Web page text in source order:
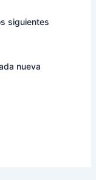
siguientes
nueva